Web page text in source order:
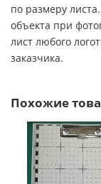
по размеру
объекта при
лист любого
заказчика.
Похожие